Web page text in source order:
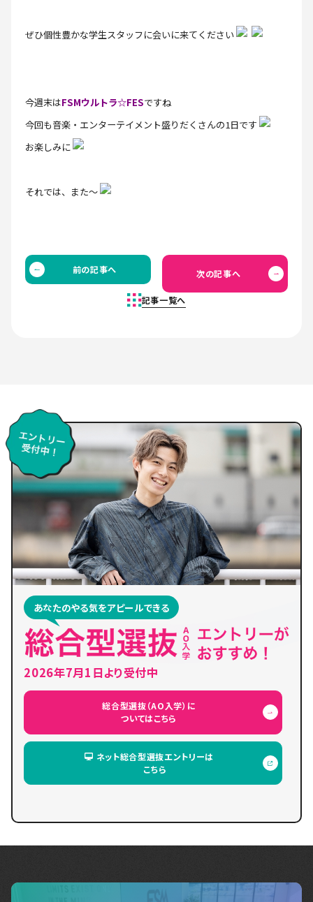
ぜひ個性豊かな学生スタッフに会いに来てください
今週末はFSMウルトラ☆FESですね
今回も音楽・エンターテイメント盛りだくさんの1日です
お楽しみに
それでは、また～
前の記事へ
記事一覧へ
次の記事へ
あなたのやる気をアピールできる
2026年7月1日より受付中
総合型選抜（AO入学）に
ついてはこちら
ネット総合型選抜エントリーは
こちら